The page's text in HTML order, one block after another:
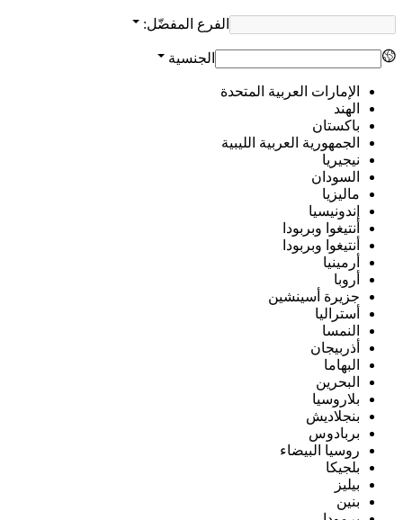
الفرع المفضّل:
الجنسية
الإمارات العربية المتحدة
الهند
باكستان
الجمهورية العربية الليبية
نيجيريا
السودان
ماليزيا
إندونيسيا
أنتيغوا وبربودا
أنتيغوا وبربودا
أرمينيا
أروبا
جزيرة أسينشين
أستراليا
النمسا
أذربيجان
البهاما
البحرين
بلاروسيا
بنجلاديش
بربادوس
روسيا البيضاء
بلجيكا
بيليز
بنين